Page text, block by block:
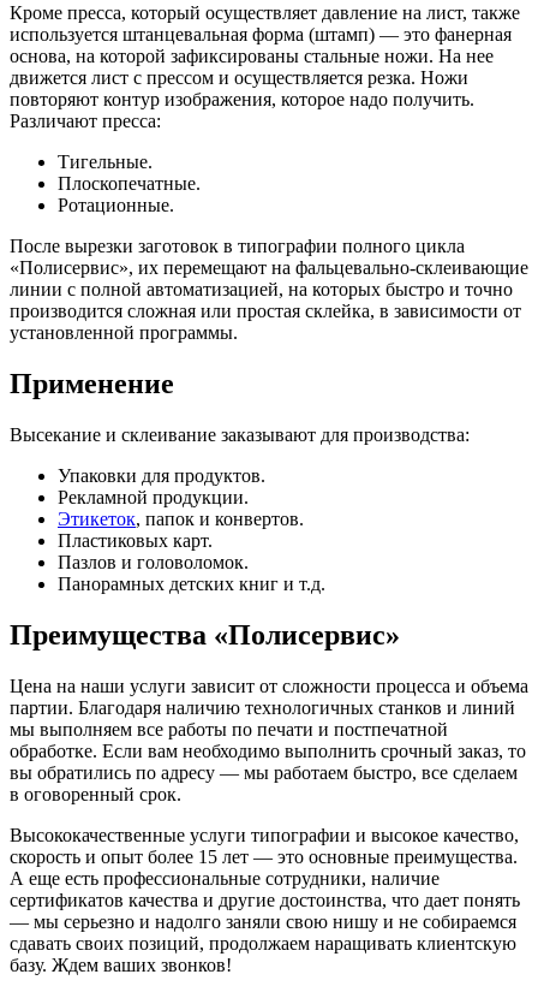
Кроме пресса, который осуществляет давление на лист, также
используется штанцевальная форма (штамп) — это фанерная
основа, на которой зафиксированы стальные ножи. На нее
движется лист с прессом и осуществляется резка. Ножи
повторяют контур изображения, которое надо получить.
Различают пресса:
Тигельные.
Плоскопечатные.
Ротационные.
После вырезки заготовок в типографии полного цикла
«Полисервис», их перемещают на фальцевально-склеивающие
линии с полной автоматизацией, на которых быстро и точно
производится сложная или простая склейка, в зависимости от
установленной программы.
Применение
Высекание и склеивание заказывают для производства:
Упаковки для продуктов.
Рекламной продукции.
Этикеток, папок и конвертов.
Пластиковых карт.
Пазлов и головоломок.
Панорамных детских книг и т.д.
Преимущества «Полисервис»
Цена на наши услуги зависит от сложности процесса и объема
партии. Благодаря наличию технологичных станков и линий
мы выполняем все работы по печати и постпечатной
обработке. Если вам необходимо выполнить срочный заказ, то
вы обратились по адресу — мы работаем быстро, все сделаем
в оговоренный срок.
Высококачественные услуги типографии и высокое качество,
скорость и опыт более 15 лет — это основные преимущества.
А еще есть профессиональные сотрудники, наличие
сертификатов качества и другие достоинства, что дает понять
— мы серьезно и надолго заняли свою нишу и не собираемся
сдавать своих позиций, продолжаем наращивать клиентскую
базу. Ждем ваших звонков!